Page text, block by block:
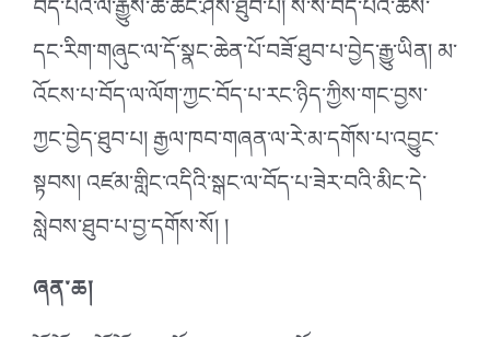
བོད་པའི་ལོ་རྒྱུས་ཆ་ཚང་ཤེས་ཐུབ་པ། སོ་སོ་བོད་པའི་ཆོས་
དང་རིག་གཞུང་ལ་དོ་སྣང་ཆེན་པོ་བཟོ་ཐུབ་པ་བྱེད་རྒྱུ་ཡིན། མ་
འོངས་པ་བོད་ལ་ལོག་ཀྱང་བོད་པ་རང་ཉིད་ཀྱིས་གང་བྱས་
ཀྱང་བྱེད་ཐུབ་པ། རྒྱལ་ཁབ་གཞན་ལ་རེ་མ་དགོས་པ་འབྱུང་
སྟབས། འཛམ་གླིང་འདིའི་སྒང་ལ་བོད་པ་ཟེར་བའི་མིང་དེ་
སླེབས་ཐུབ་པ་བྱ་དགོས་སོ། །
ཞན་ཆ།